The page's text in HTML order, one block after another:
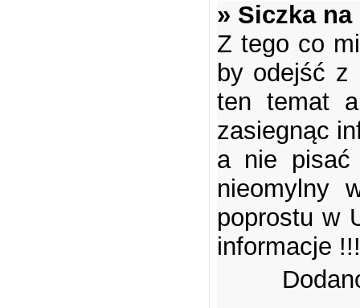
» Siczka
Z tego co
by odejść
ten temat
zasiegnąc
a nie pisać
nieomylny
poprostu w
informacje